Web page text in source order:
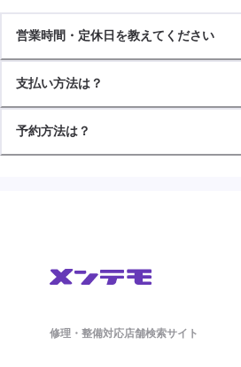
営業時間・定休日を教えてください
支払い方法は？
予約方法は？
修理・整備対応店舗検索サイト